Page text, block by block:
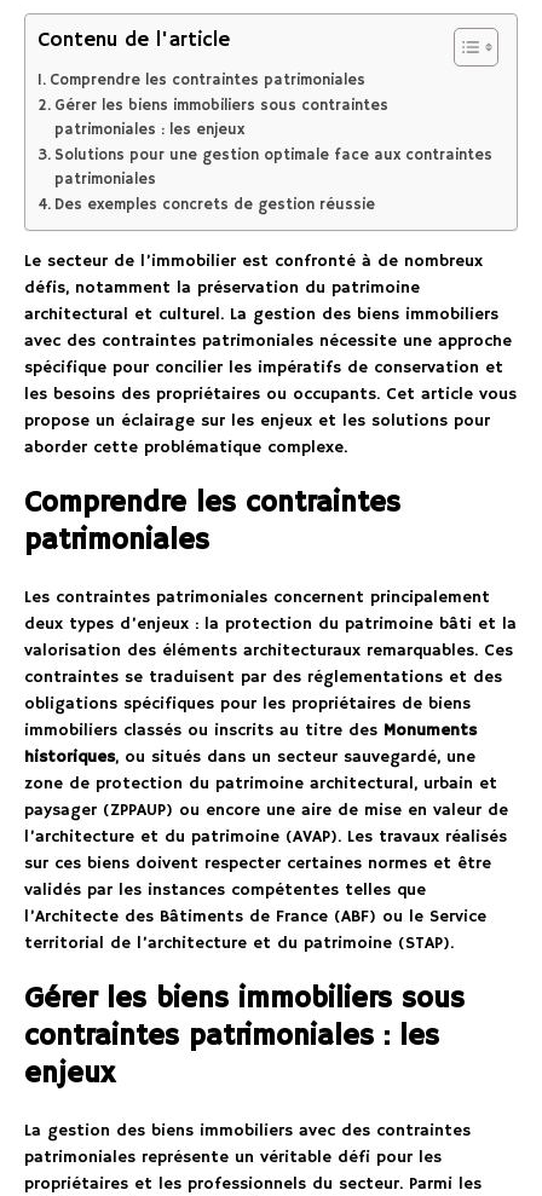
Contenu de l'article
Comprendre les contraintes patrimoniales
Gérer les biens immobiliers sous contraintes
patrimoniales : les enjeux
Solutions pour une gestion optimale face aux contraintes
patrimoniales
Des exemples concrets de gestion réussie
Le secteur de l’immobilier est confronté à de nombreux
défis, notamment la préservation du patrimoine
architectural et culturel. La gestion des biens immobiliers
avec des contraintes patrimoniales nécessite une approche
spécifique pour concilier les impératifs de conservation et
les besoins des propriétaires ou occupants. Cet article vous
propose un éclairage sur les enjeux et les solutions pour
aborder cette problématique complexe.
Comprendre les contraintes
patrimoniales
Les contraintes patrimoniales concernent principalement
deux types d’enjeux : la protection du patrimoine bâti et la
valorisation des éléments architecturaux remarquables. Ces
contraintes se traduisent par des réglementations et des
obligations spécifiques pour les propriétaires de biens
immobiliers classés ou inscrits au titre des Monuments
historiques, ou situés dans un secteur sauvegardé, une
zone de protection du patrimoine architectural, urbain et
paysager (ZPPAUP) ou encore une aire de mise en valeur de
l’architecture et du patrimoine (AVAP). Les travaux réalisés
sur ces biens doivent respecter certaines normes et être
validés par les instances compétentes telles que
l’Architecte des Bâtiments de France (ABF) ou le Service
territorial de l’architecture et du patrimoine (STAP).
Gérer les biens immobiliers sous
contraintes patrimoniales : les
enjeux
La gestion des biens immobiliers avec des contraintes
patrimoniales représente un véritable défi pour les
propriétaires et les professionnels du secteur. Parmi les